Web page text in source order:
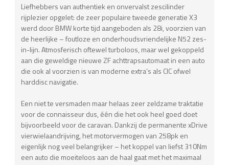
Liefhebbers van authentiek en onvervalst zescilinder
rijplezier opgelet: de zeer populaire tweede generatie X3
werd door BMW korte tijd aangeboden als 28i, voorzien van
de heerlijke – foutloze en onderhoudsvriendelijke N52 zes-
in-lijn. Atmosferisch oftewel turboloos, maar wel gekoppeld
aan die geweldige nieuwe ZF achttrapsautomaat in een auto
die ook al voorzien is van moderne extra’s als CIC ofwel
harddisc navigatie.
Een niet te versmaden maar helaas zeer zeldzame traktatie
voor de connaisseur dus, één die het ook heel goed doet
bijvoorbeeld voor de caravan. Dankzij de permanente xDrive
vierwielaandrijving, het motorvermogen van 258pk en
eigenlijk nog veel belangrijker – het koppel van liefst 310Nm
een auto die moeiteloos aan de haal gaat met het maximaal